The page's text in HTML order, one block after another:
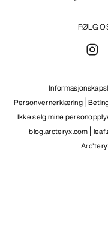
FØLG
Personvernerklæring
Ikke selg mine
blog.arcteryx.com